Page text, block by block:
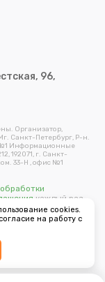
Организатор,
Санкт-Петербург, Р-н.
№1 Информационные
192071, г. Санкт-
33-Н , офис №1
96,
каждый раз,
связи на
cookies.
на работу с